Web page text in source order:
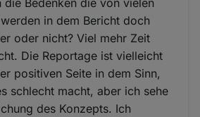
die Bedenken die von vielen
in dem Bericht doch
oder nicht? Viel mehr Zeit
Die Reportage ist vielleicht
positiven Seite in dem Sinn,
schlecht macht, aber ich sehe
des Konzepts. Ich